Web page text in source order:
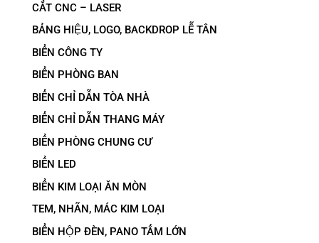
CẮT CNC – LASER
BẢNG HIỆU, LOGO, BACKDROP LỄ TÂN
BIỂN CÔNG TY
BIỂN PHÒNG BAN
BIỂN CHỈ DẪN TÒA NHÀ
BIỂN CHỈ DẪN THANG MÁY
BIỂN PHÒNG CHUNG CƯ
BIỂN LED
BIỂN KIM LOẠI ĂN MÒN
TEM, NHÃN, MÁC KIM LOẠI
BIỂN HỘP ĐÈN, PANO TẤM LỚN